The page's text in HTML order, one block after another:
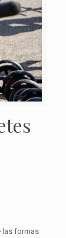
las formas